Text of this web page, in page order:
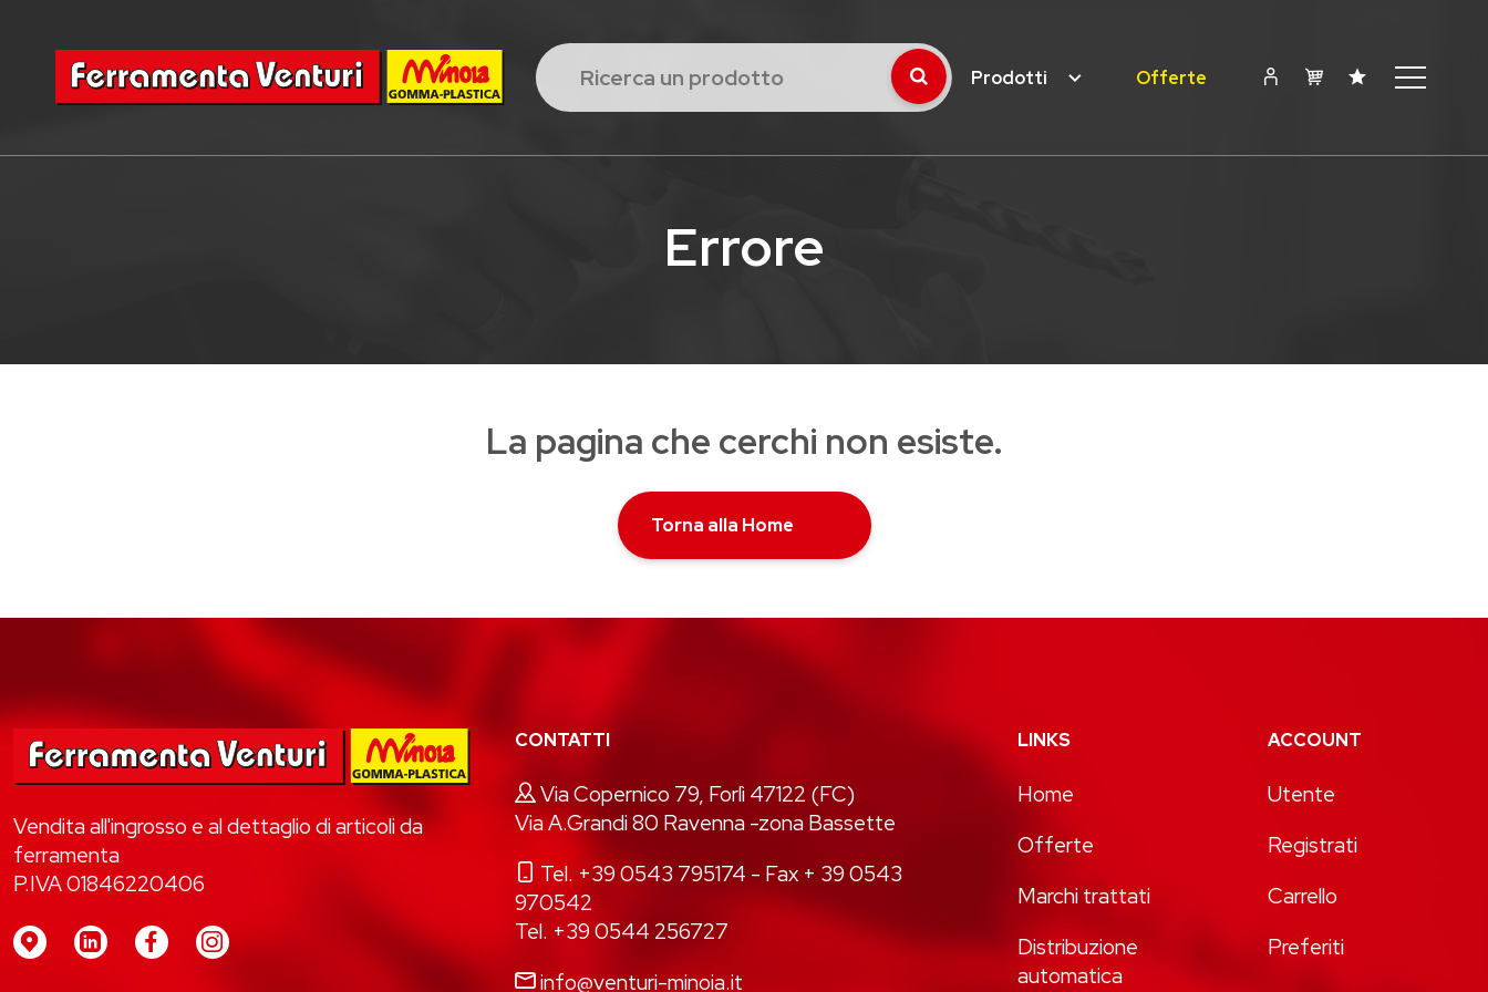
Prodotti Offerte
Errore
La pagina che cerchi non esiste.
Torna alla Home
Vendita all'ingrosso e al dettaglio di articoli da
ferramenta
P.IVA 01846220406
CONTATTI
Via Copernico 79, Forlì 47122 (FC)
Via A.Grandi 80 Ravenna -zona Bassette
Tel. +39 0543 795174 - Fax + 39 0543
970542
Tel. +39 0544 256727
info@venturi-minoia.it
LINKS
Home
Offerte
Marchi trattati
Distribuzione
automatica
ACCOUNT
Utente
Registrati
Carrello
Preferiti